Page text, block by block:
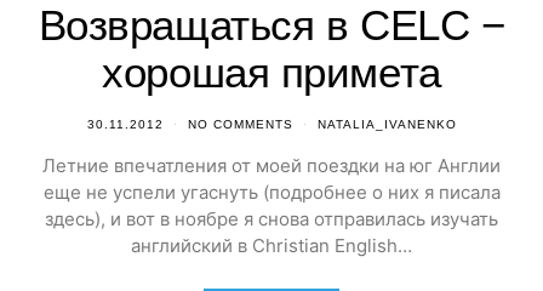
Возвращаться в CELC −
хорошая примета
30.11.2012 NO COMMENTS NATALIA_IVANENKO
Летние впечатления от моей поездки на юг Англии
еще не успели угаснуть (подробнее о них я писала
здесь), и вот в ноябре я снова отправилась изучать
английский в Christian English…